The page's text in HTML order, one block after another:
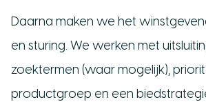
Daarna maken we het
en sturing. We werken met
zoektermen (waar mogelijk),
productgroep en een